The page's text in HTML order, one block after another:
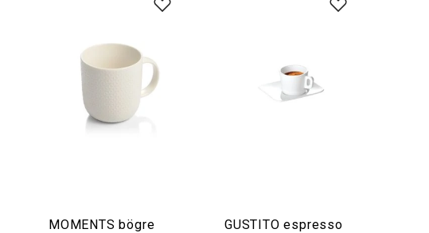
MOMENTS bögre
GUSTITO espresso